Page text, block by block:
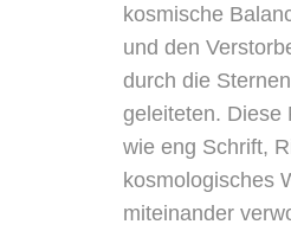
kosmische
und den
durch die
geleiteten. Diese
wie eng Schrift,
kosmologisches
miteinander